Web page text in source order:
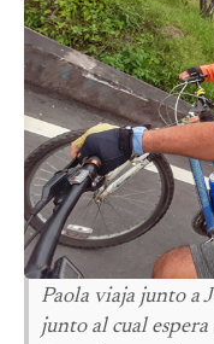
Paola viaja junto a
junto al cual